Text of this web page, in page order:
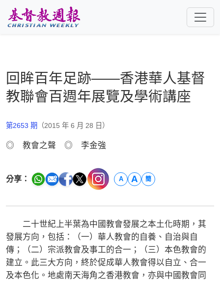
回眸百年足跡——香港華人基督
教聯會百週年展覽及學術講座
第2653 期 （2015 年 6 月 28 日）
◎ 教會之聲 ◎ 李金強
分享： A A 簡
二十世紀上半葉為中國教會發展之本土化時期，其
發展方向，包括：（一）華人教會的自養、自治與自
傳；（二）宗派教會及事工的合一；（三）本色教會的
建立。此三大方向，終於促成華人教會得以自立、合一
及本色化。地處南天海角之香港教會，亦與中國教會同